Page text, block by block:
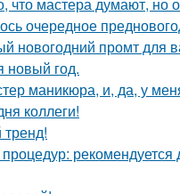
очередное
новогодний промт для
новый год.
маникюра, и, да, у
коллеги!
процедур: